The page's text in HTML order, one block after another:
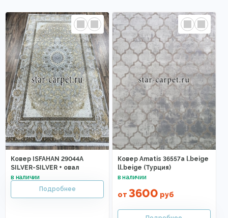
Ковер ISFAHAN 29044A
SILVER-SILVER + овал
Ковер Amatis 36557a l.beige
ll.beige (Турция)
от 3600 руб